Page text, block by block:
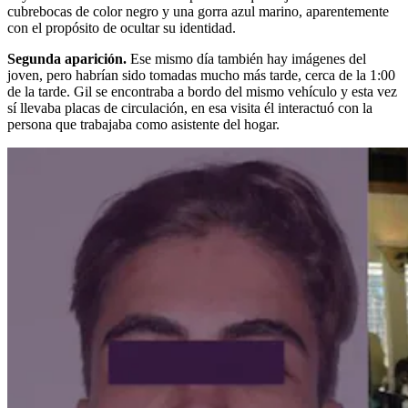
cubrebocas de color negro y una gorra azul marino, aparentemente
con el propósito de ocultar su identidad.
Segunda aparición. Ese mismo día también hay imágenes del
joven, pero habrían sido tomadas mucho más tarde, cerca de la 1:00
de la tarde. Gil se encontraba a bordo del mismo vehículo y esta vez
sí llevaba placas de circulación, en esa visita él interactuó con la
persona que trabajaba como asistente del hogar.